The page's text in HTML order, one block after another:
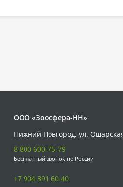
ООО «Зоосфера-НН»
Нижний Новгород, ул.
8 800 600-75-79
Бесплатный звонок по России
+7 904 391 60 40